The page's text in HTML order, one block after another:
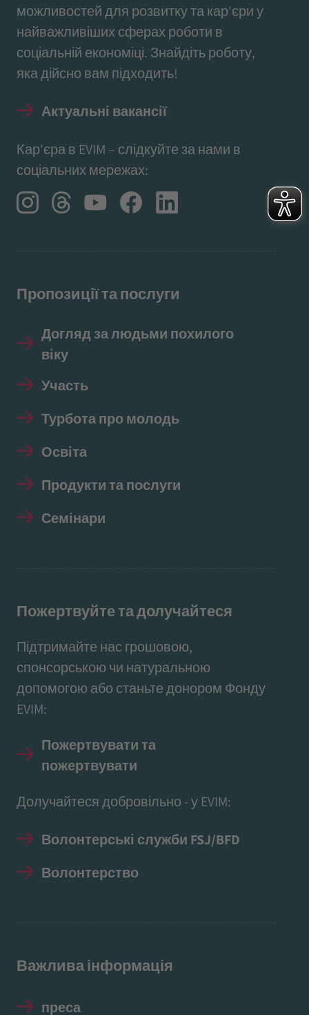
можливостей для розвитку та кар'єри у
найважливіших сферах роботи в
соціальній економіці. Знайдіть роботу,
яка дійсно вам підходить!
Актуальні вакансії
Кар'єра в EVIM – слідкуйте за нами в
соціальних мережах:
Пропозиції та послуги
Догляд за людьми похилого
віку
Участь
Турбота про молодь
Освіта
Продукти та послуги
Семінари
Пожертвуйте та долучайтеся
Підтримайте нас грошовою,
спонсорською чи натуральною
допомогою або станьте донором Фонду
EVIM:
Пожертвувати та
пожертвувати
Долучайтеся добровільно - у EVIM:
Волонтерські служби FSJ/BFD
Волонтерство
Важлива інформація
преса